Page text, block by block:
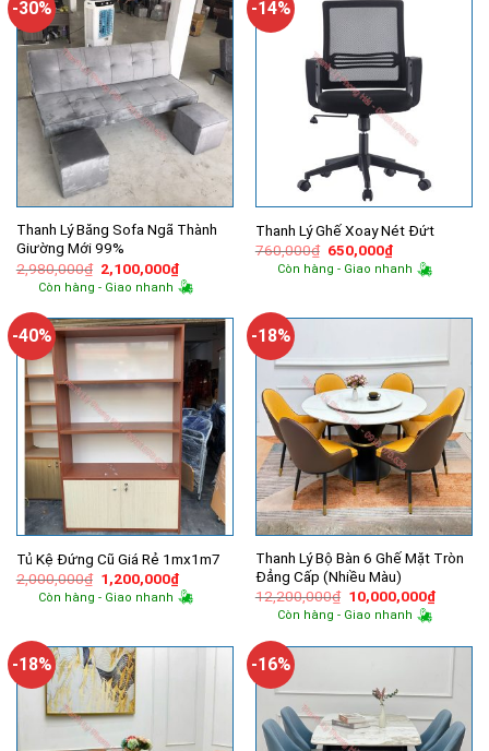
-30%
Thanh Lý Băng Sofa Ngã Thành
Giường Mới 99%
2,980,000₫ Giá
gốc
là:
2,100,000₫Giá
hiện
tại
2,100,000₫.
Còn hàng - Giao nhanh
-14%
Thanh Lý Ghế Xoay Nét Đứt
760,000₫ Giá
gốc
là:
650,000₫Giá
hiện
tại
Còn hàng - Giao nhanh
-40%
Tủ Kệ Đứng Cũ Giá Rẻ 1mx1m7
2,000,000₫ Giá
gốc
là:
1,200,000₫Giá
hiện
tại
Còn hàng - Giao nhanh
-18%
Thanh Lý Bộ Bàn 6 Ghế Mặt Tròn
Đẳng Cấp (Nhiều Màu)
12,200,000₫ Giá
gốc
là:
10,000,000₫Giá
hiện
Còn hàng - Giao nhanh
-18% -16%